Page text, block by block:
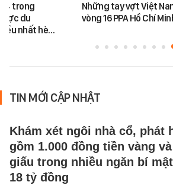
4 trong
du
nhất hè…
Những tay vợt Việt
vòng 16 PPA Hồ Chí
TIN MỚI CẬP NHẬT
Khám xét ngôi nhà cổ, phát
gồm 1.000 đồng tiền vàng
giấu trong nhiều ngăn bí
18 tỷ đồng